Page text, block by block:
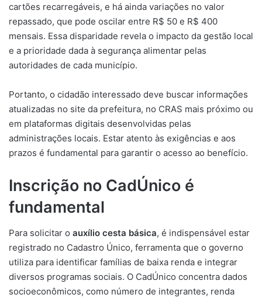
cartões recarregáveis, e há ainda variações no valor
repassado, que pode oscilar entre R$ 50 e R$ 400
mensais. Essa disparidade revela o impacto da gestão local
e a prioridade dada à segurança alimentar pelas
autoridades de cada município.
Portanto, o cidadão interessado deve buscar informações
atualizadas no site da prefeitura, no CRAS mais próximo ou
em plataformas digitais desenvolvidas pelas
administrações locais. Estar atento às exigências e aos
prazos é fundamental para garantir o acesso ao benefício.
Inscrição no CadÚnico é
fundamental
Para solicitar o auxílio cesta básica, é indispensável estar
registrado no Cadastro Único, ferramenta que o governo
utiliza para identificar famílias de baixa renda e integrar
diversos programas sociais. O CadÚnico concentra dados
socioeconômicos, como número de integrantes, renda